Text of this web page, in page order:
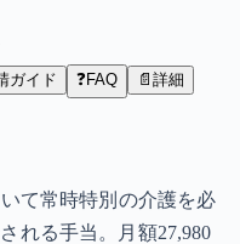
ガイド ❓FAQ 📄 詳細
て常時特別の介護を必
れる手当。月額27,980